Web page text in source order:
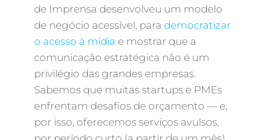
de Imprensa desenvolveu um modelo
de negócio acessível, para democratizar
o acesso à mídia e mostrar que a
comunicação estratégica não é um
privilégio das grandes empresas.
Sabemos que muitas startups e PMEs
enfrentam desafios de orçamento — e,
por isso, oferecemos serviços avulsos,